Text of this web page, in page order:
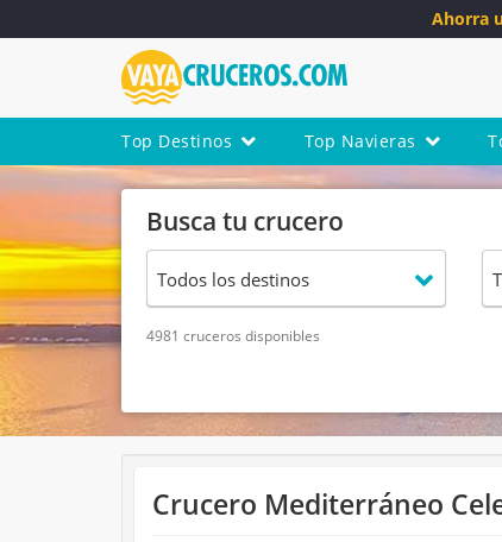
Ahorra
Top Destinos Top Navieras
Busca tu crucero
4981 cruceros disponibles
Crucero Mediterráneo